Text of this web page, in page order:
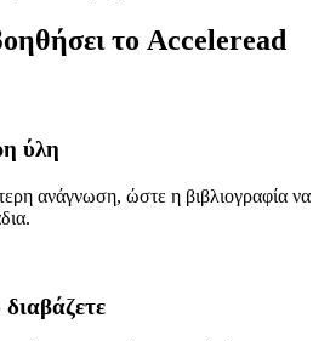
το Acceleread
ύλη
ανάγνωση, ώστε η βιβλιογραφία να